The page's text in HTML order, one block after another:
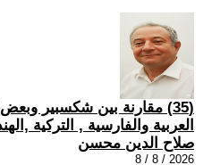
(35) مقارنة بين شكسبير
العربية والفارسية , التركية
صلاح الدين محسن
2026 / 8 / 8